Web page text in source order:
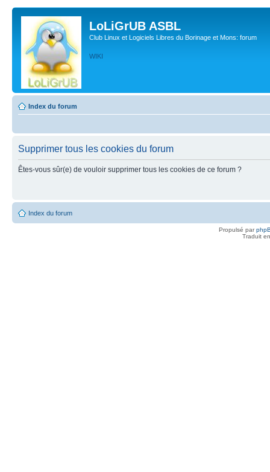
LoLiGrUB ASBL
Club Linux et Logiciels Libres du Borinage et Mons: forum
WIKI
Index du forum
Supprimer tous les cookies du forum
Êtes-vous sûr(e) de vouloir supprimer tous les cookies de ce forum ?
Index du forum
Propulsé par
Traduit